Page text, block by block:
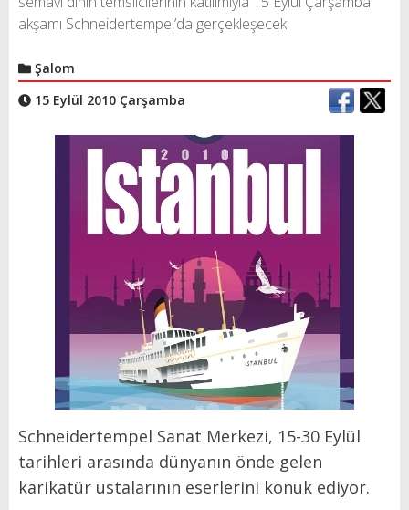
akşamı Schneidertempel’da gerçekleşecek.
Şalom
15 Eylül 2010 Çarşamba
Schneidertempel Sanat Merkezi, 15-30 Eylül
tarihleri arasında dünyanın önde gelen
karikatür ustalarının eserlerini konuk ediyor.